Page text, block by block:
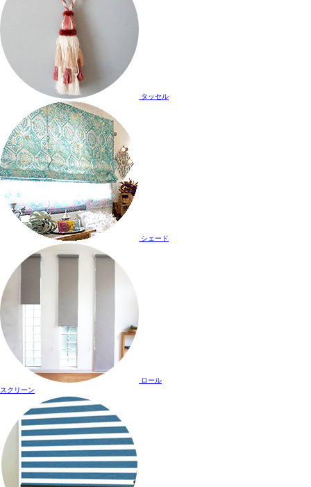
タッセル
シェード
ロール
スクリーン